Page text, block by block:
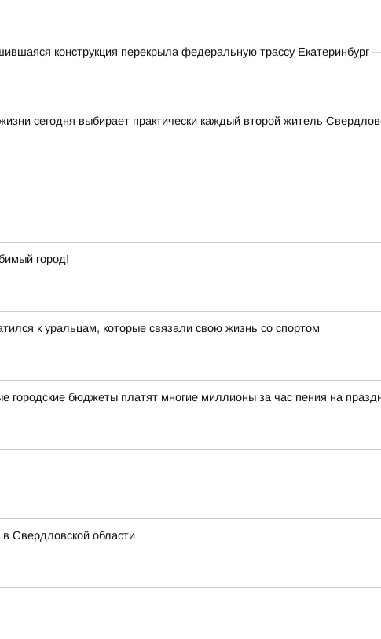
конструкция перекрыла федеральную трассу Екатеринбург
сегодня выбирает практически каждый второй житель
город!
к уральцам, которые связали свою жизнь со спортом
городские бюджеты платят многие миллионы за час пения на
Свердловской области